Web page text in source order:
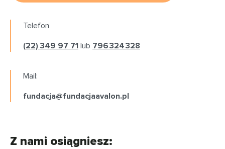
Telefon
(22) 349 97 71 lub 796 324 328
Mail:
fundacja@fundacjaavalon.pl
Z nami osiągniesz: